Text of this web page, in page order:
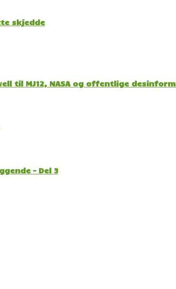
skjedde
til MJ12, NASA og offentlige
– Del 3